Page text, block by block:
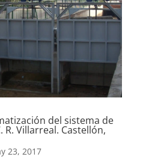
del sistema de
R. Villarreal. Castellón,
23, 2017